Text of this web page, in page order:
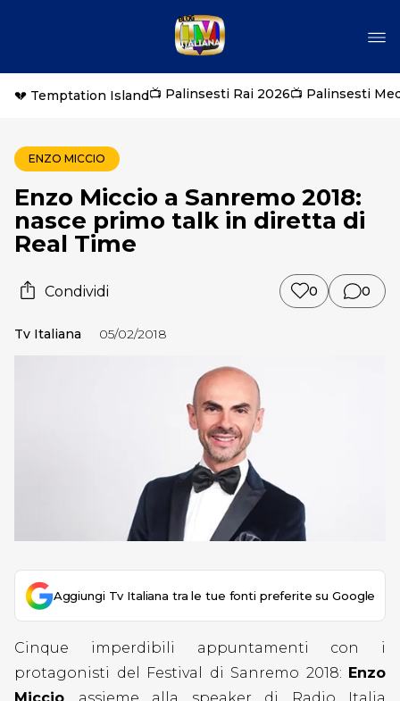
💔 Temptation Island📺 Palinsesti Rai 2026📺 Palinsesti
ENZO MICCIO
Enzo Miccio a Sanremo 2018:
nasce primo talk in diretta di
Real Time
Condividi 0 0
Tv Italiana 05/02/2018
Aggiungi Tv Italiana tra le tue fonti preferite su Google
Cinque imperdibili appuntamenti con i
protagonisti del Festival di Sanremo 2018: Enzo